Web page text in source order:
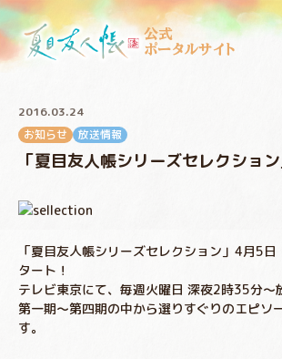
公式
ポータルサイト
2016.03.24
お知らせ
放送情報
「夏目友人帳シリーズセレクショ
「夏目友人帳シリーズセレクション」4月5
タート！
テレビ東京にて、毎週火曜日 深夜2時35分～
第一期～第四期の中から選りすぐりのエピソ
す。